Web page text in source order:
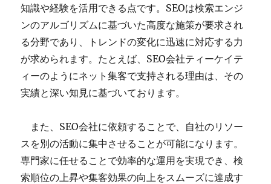
知識や経験を活用できる点です。SEOは検索エンジ
ンのアルゴリズムに基づいた高度な施策が要求され
る分野であり、トレンドの変化に迅速に対応する力
が求められます。たとえば、SEO会社ティーケイテ
ィーのようにネット集客で支持される理由は、その
実績と深い知見に基づいております。
また、SEO会社に依頼することで、自社のリソー
スを別の活動に集中させることが可能になります。
専門家に任せることで効率的な運用を実現でき、検
索順位の上昇や集客効果の向上をスムーズに達成す